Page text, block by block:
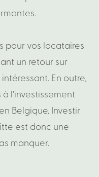
pour vos locataires
un retour sur
intéressant. En outre,
à l'investissement
en Belgique. Investir
est donc une
manquer.